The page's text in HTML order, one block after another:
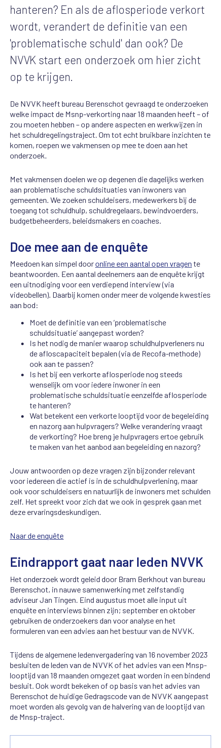
hanteren? En als de aflosperiode verkort
wordt, verandert de definitie van een
'problematische schuld' dan ook? De
NVVK start een onderzoek om hier zicht
op te krijgen.
De NVVK heeft bureau Berenschot gevraagd te onderzoeken
welke impact de Msnp-verkorting naar 18 maanden heeft – of
zou moeten hebben – op andere aspecten en werkwijzen in
het schuldregelingstraject. Om tot echt bruikbare inzichten te
komen, roepen we vakmensen op mee te doen aan het
onderzoek.
Met vakmensen doelen we op degenen die dagelijks werken
aan problematische schuldsituaties van inwoners van
gemeenten. We zoeken schuldeisers, medewerkers bij de
toegang tot schuldhulp, schuldregelaars, bewindvoerders,
budgetbeheerders, beleidsmakers en coaches.
Doe mee aan de enquête
Meedoen kan simpel dooronline een aantal open vragen te
beantwoorden. Een aantal deelnemers aan de enquête krijgt
een uitnodiging voor een verdiepend interview (via
videobellen). Daarbij komen onder meer de volgende kwesties
aan bod:
Moet de definitie van een ‘problematische
schuldsituatie’ aangepast worden?
Is het nodig de manier waarop schuldhulpverleners nu
de afloscapaciteit bepalen (via de Recofa-methode)
ook aan te passen?
Is het bij een verkorte aflosperiode nog steeds
wenselijk om voor iedere inwoner in een
problematische schuldsituatie eenzelfde aflosperiode
te hanteren?
Wat betekent een verkorte looptijd voor de begeleiding
en nazorg aan hulpvragers? Welke verandering vraagt
de verkorting? Hoe breng je hulpvragers ertoe gebruik
te maken van het aanbod aan begeleiding en nazorg?
Jouw antwoorden op deze vragen zijn bijzonder relevant
voor iedereen die actief is in de schuldhulpverlening, maar
ook voor schuldeisers en natuurlijk de inwoners met schulden
zelf. Het spreekt voor zich dat we ook in gesprek gaan met
deze ervaringsdeskundigen.
Naar de enquête
Eindrapport gaat naar leden NVVK
Het onderzoek wordt geleid door Bram Berkhout van bureau
Berenschot, in nauwe samenwerking met zelfstandig
adviseur Jan Tingen. Eind augustus moet alle input uit
enquête en interviews binnen zijn; september en oktober
gebruiken de onderzoekers dan voor analyse en het
formuleren van een advies aan het bestuur van de NVVK.
Tijdens de algemene ledenvergadering van 16 november 2023
besluiten de leden van de NVVK of het advies van een Mnsp-
looptijd van 18 maanden omgezet gaat worden in een bindend
besluit. Ook wordt bekeken of op basis van het advies van
Berenschot de huidige Gedragscode van de NVVK aangepast
moet worden als gevolg van de halvering van de looptijd van
de Mnsp-traject.